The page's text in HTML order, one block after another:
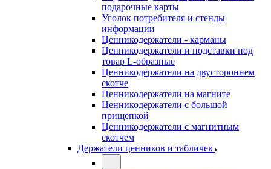
подарочные карты
Уголок потребителя и стенды
информации
Ценникодержатели - карманы
Ценникодержатели и подставки под
товар L-образные
Ценникодержатели на двустороннем
скотче
Ценникодержатели на магните
Ценникодержатели с большой
прищепкой
Ценникодержатели с магнитным
скотчем
Держатели ценников и табличек